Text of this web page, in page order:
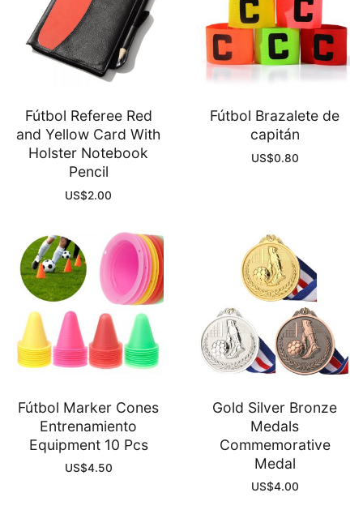
Fútbol Referee Red
and Yellow Card With
Holster Notebook
Pencil
US$2.00
Fútbol Brazalete de
capitán
US$0.80
Fútbol Marker Cones
Entrenamiento
Equipment 10 Pcs
US$4.50
Gold Silver Bronze
Medals
Commemorative
Medal
US$4.00